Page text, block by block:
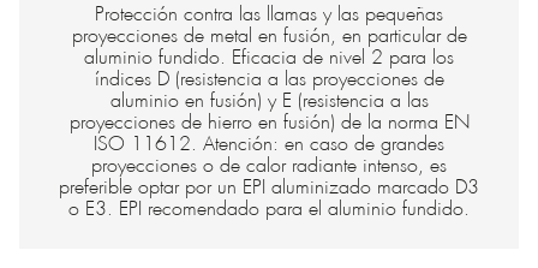
Protección contra las llamas y las pequeñas
proyecciones de metal en fusión, en particular de
aluminio fundido. Eficacia de nivel 2 para los
índices D (resistencia a las proyecciones de
aluminio en fusión) y E (resistencia a las
proyecciones de hierro en fusión) de la norma EN
ISO 11612. Atención: en caso de grandes
proyecciones o de calor radiante intenso, es
preferible optar por un EPI aluminizado marcado D3
o E3. EPI recomendado para el aluminio fundido.